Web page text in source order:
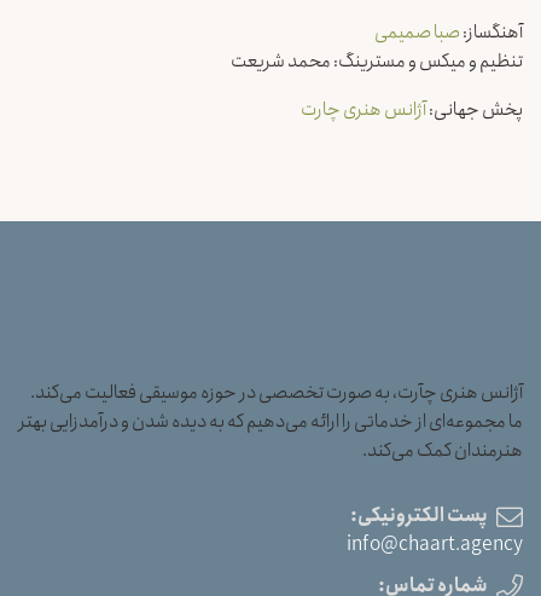
آهنگساز:صبا صمیمی
تنظیم و میکس و مسترینگ: محمد شریعت
پخش جهانی:آژانس هنری چارت
آژانس هنری چآرت، به صورت تخصصی در حوزه موسیقی فعالیت می‌کند.
ما مجموعه‌ای از خدماتی را ارائه می‌دهیم که به دیده شدن و درآمدزایی بهتر
هنرمندان کمک می‌کند.
پست الکترونیکی:
info@chaart.agency
شماره تماس: